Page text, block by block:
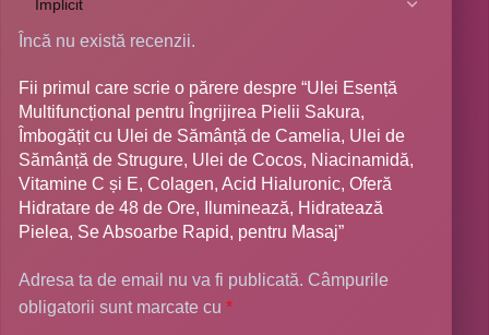
Încă nu există recenzii.
Fii primul care scrie o părere despre “Ulei Esență
Multifuncțional pentru Îngrijirea Pielii Sakura,
Îmbogățit cu Ulei de Sămânță de Camelia, Ulei de
Sămânță de Strugure, Ulei de Cocos, Niacinamidă,
Vitamine C și E, Colagen, Acid Hialuronic, Oferă
Hidratare de 48 de Ore, Iluminează, Hidratează
Pielea, Se Absoarbe Rapid, pentru Masaj”
Adresa ta de email nu va fi publicată. Câmpurile
obligatorii sunt marcate cu*